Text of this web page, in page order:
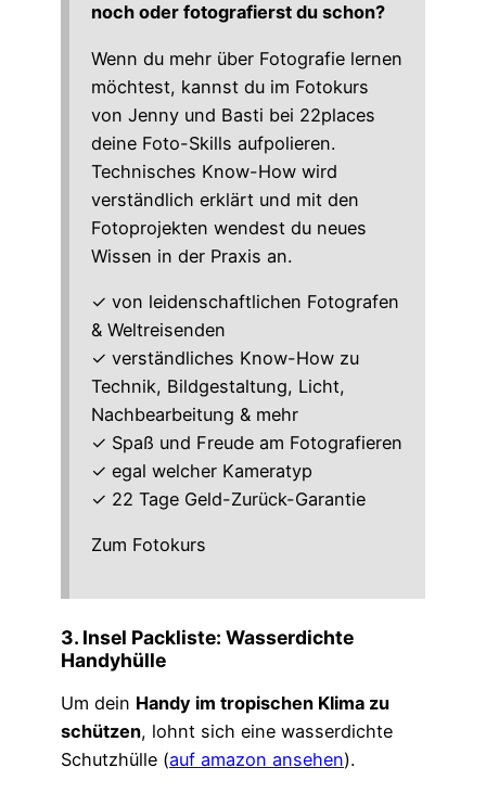
noch oder fotografierst du schon?
Wenn du mehr über Fotografie lernen
möchtest, kannst du im Fotokurs
von Jenny und Basti bei 22places
deine Foto-Skills aufpolieren.
Technisches Know-How wird
verständlich erklärt und mit den
Fotoprojekten wendest du neues
Wissen in der Praxis an.
✓ von leidenschaftlichen Fotografen
& Weltreisenden
✓ verständliches Know-How zu
Technik, Bildgestaltung, Licht,
Nachbearbeitung & mehr
✓ Spaß und Freude am Fotografieren
✓ egal welcher Kameratyp
✓ 22 Tage Geld-Zurück-Garantie
Zum Fotokurs
3. Insel Packliste: Wasserdichte
Handyhülle
Um dein Handy im tropischen Klima zu
schützen, lohnt sich eine wasserdichte
Schutzhülle (auf amazon ansehen).